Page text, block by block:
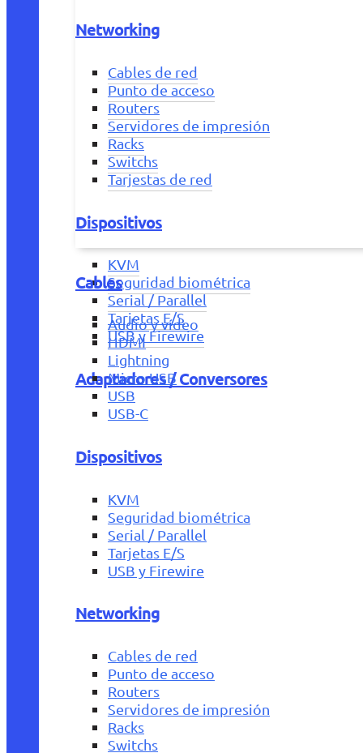
Networking
Cables de red
Punto de acceso
Routers
Servidores de impresión
Racks
Switchs
Tarjestas de red
Dispositivos
KVM
Seguridad biométrica
Serial / Parallel
Tarjetas E/S
USB y Firewire
Adaptadores / Conversores
Cables
Audio y vídeo
HDMI
Lightning
Micro USB
USB
USB-C
Dispositivos
KVM
Seguridad biométrica
Serial / Parallel
Tarjetas E/S
USB y Firewire
Networking
Cables de red
Punto de acceso
Routers
Servidores de impresión
Racks
Switchs